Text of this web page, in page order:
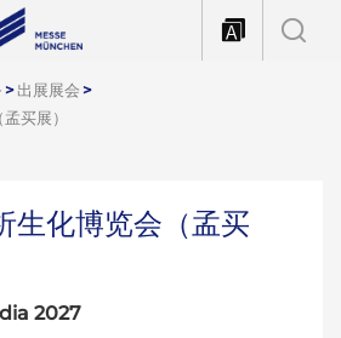
>出展展会>
买展）
生化博览会（孟买
2027